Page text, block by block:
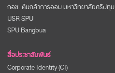
กอช. ต้นกล้าการออม มหาวิทยาลัยศรีปทุม
USR SPU
SPU Bangbua
สื่อประชาสัมพันธ์
Corporate Identity (CI)